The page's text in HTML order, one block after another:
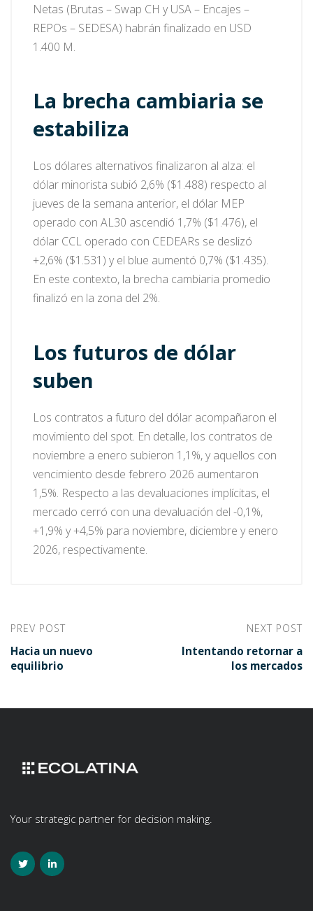
Netas (Brutas – Swap CH y USA – Encajes –
REPOs – SEDESA) habrán finalizado en USD
1.400 M.
La brecha cambiaria se
estabiliza
Los dólares alternativos finalizaron al alza: el
dólar minorista subió 2,6% ($1.488) respecto al
jueves de la semana anterior, el dólar MEP
operado con AL30 ascendió 1,7% ($1.476), el
dólar CCL operado con CEDEARs se deslizó
+2,6% ($1.531) y el blue aumentó 0,7% ($1.435).
En este contexto, la brecha cambiaria promedio
finalizó en la zona del 2%.
Los futuros de dólar
suben
Los contratos a futuro del dólar acompañaron el
movimiento del spot. En detalle, los contratos de
noviembre a enero subieron 1,1%, y aquellos con
vencimiento desde febrero 2026 aumentaron
1,5%. Respecto a las devaluaciones implícitas, el
mercado cerró con una devaluación del -0,1%,
+1,9% y +4,5% para noviembre, diciembre y enero
2026, respectivamente.
PREV POST
Hacia un nuevo
equilibrio
NEXT POST
Intentando retornar a
los mercados
Your strategic partner for decision making.